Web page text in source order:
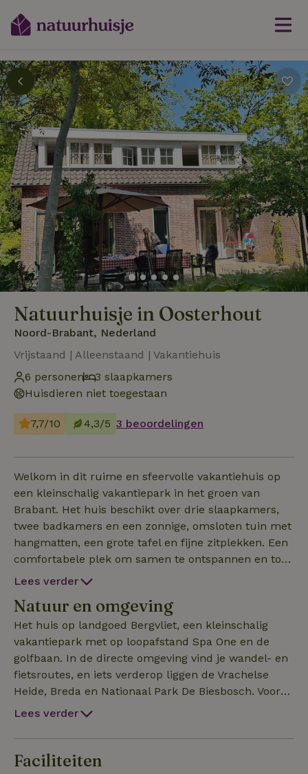
Natuurhuisje in Oosterhout
Noord-Brabant, Nederland
Vrijstaand | Alleenstaand | Vakantiehuis
6 personen
3 slaapkamers
Huisdieren niet toegestaan
7,7/10 4,3/5 3 beoordelingen
Welkom in dit ruime en sfeervolle vakantiehuis op
een kleinschalig vakantiepark in het groen van
Brabant. Het huis beschikt over drie slaapkamers,
twee badkamers en een zonnige, omsloten tuin met
hangmatten, een grote tafel en fijne zitplekken. Een
comfortabele plek om samen te ontspannen en tot
Lees verder
Natuur en omgeving
Het huis op landgoed Bergvliet, een kleinschalig
vakantiepark met op loopafstand Spa One en de
golfbaan. In de directe omgeving vind je wandel- en
fietsroutes, en iets verderop liggen de Vrachelse
Heide, Breda en Nationaal Park De Biesbosch. Voor
natuurliefhebbers die graag op pad gaan is er
blijven genieten in de tuin met een boek, de
vuurkorf of een lange zomeravond aan tafel.
Lees verder
Faciliteiten